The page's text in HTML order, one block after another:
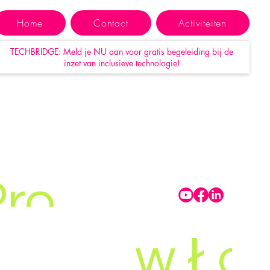
Home Contact Activiteiten
TECHBRIDGE: Meld je NU aan voor gratis begeleiding bij de
inzet van inclusieve technologie!